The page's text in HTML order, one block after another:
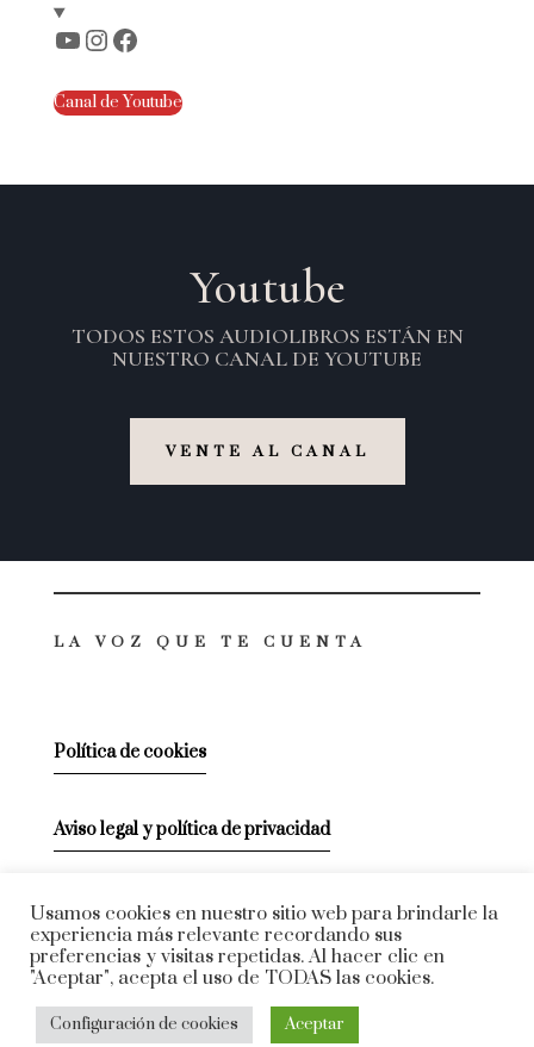
YouTube
Instagram
Facebook
Canal de Youtube
Youtube
TODOS ESTOS AUDIOLIBROS ESTÁN EN
NUESTRO CANAL DE YOUTUBE
VENTE AL CANAL
LA VOZ QUE TE CUENTA
Política de cookies
Aviso legal y política de privacidad
Usamos cookies en nuestro sitio web para brindarle la
experiencia más relevante recordando sus
preferencias y visitas repetidas. Al hacer clic en
"Aceptar", acepta el uso de TODAS las cookies.
Configuración de cookies Aceptar